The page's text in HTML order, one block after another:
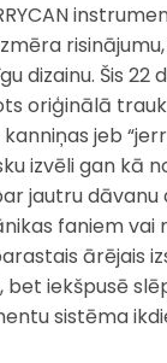
dizainu. Šis 22
oriģinālā
jeb
izvēli gan kā
jautru dāvanu
faniem vai
ārējais
bet iekšpusē
sistēma